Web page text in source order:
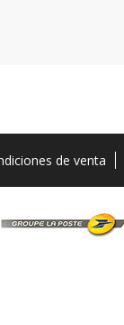
de venta